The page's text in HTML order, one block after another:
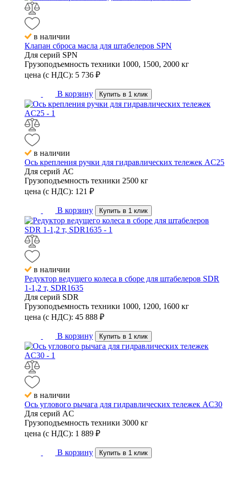
в наличии
Клапан сброса масла для штабелеров SPN
Для серий SPN
Грузоподъемность техники 1000, 1500, 2000 кг
цена (с НДС): 5 736 ₽
В корзину Купить в 1 клик
в наличии
Ось крепления ручки для гидравлических тележек AC25
Для серий АС
Грузоподъемность техники 2500 кг
цена (с НДС): 121 ₽
В корзину Купить в 1 клик
в наличии
Редуктор ведущего колеса в сборе для штабелеров SDR
1-1,2 т, SDR1635
Для серий SDR
Грузоподъемность техники 1000, 1200, 1600 кг
цена (с НДС): 45 888 ₽
В корзину Купить в 1 клик
в наличии
Ось углового рычага для гидравлических тележек AC30
Для серий AC
Грузоподъемность техники 3000 кг
цена (с НДС): 1 889 ₽
В корзину Купить в 1 клик